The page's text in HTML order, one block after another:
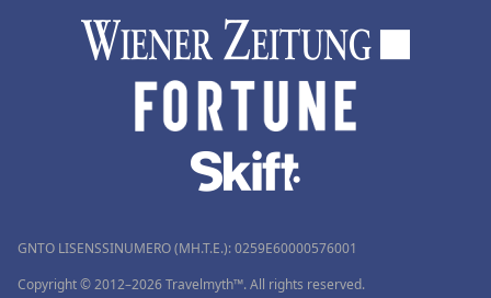
GNTO LISENSSINUMERO (MH.T.E.): 0259Ε60000576001
Copyright © 2012–2026 Travelmyth™. All rights reserved.